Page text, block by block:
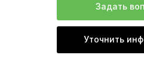
Задать
Уточнить